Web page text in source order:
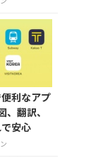
利なアプ
、翻訳、
安心